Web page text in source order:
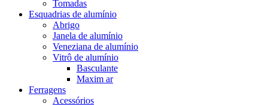
Tomadas
Esquadrias de alumínio
Abrigo
Janela de alumínio
Veneziana de alumínio
Vitrô de alumínio
Basculante
Maxim ar
Ferragens
Acessórios